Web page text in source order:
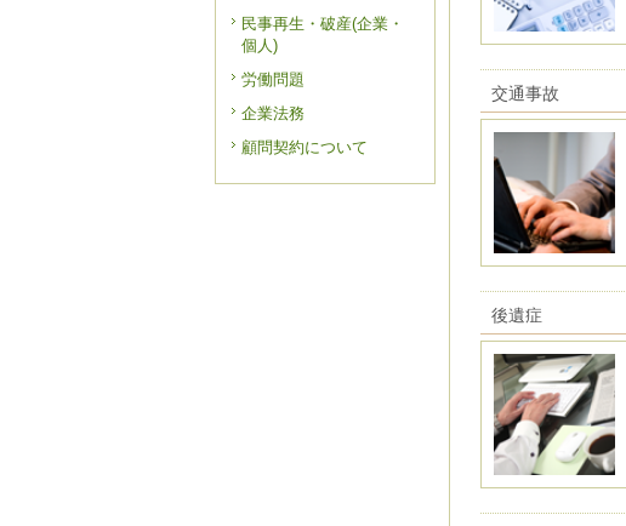
民事再生・破産(企業・
個人)
労働問題
企業法務
顧問契約について
交通事故
後遺症